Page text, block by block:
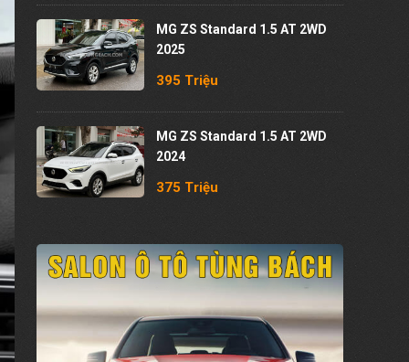
MG ZS Standard 1.5 AT 2WD
2025
395 Triệu
MG ZS Standard 1.5 AT 2WD
2024
375 Triệu